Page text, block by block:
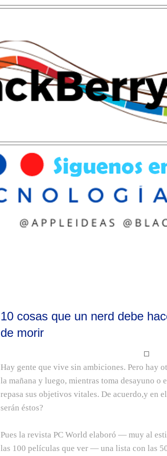
10 cosas que un nerd debe
de morir
Hay gente que vive sin ambiciones. Pero hay
la mañana y luego, mientras toma desayuno o
repasa sus objetivos vitales. De acuerdo,y en
serán éstos?
Pues la revista PC World elaboró — muy al
las 100 películas que ver — una lista con las